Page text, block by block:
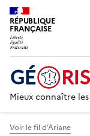
RÉPUBLIQUE
FRANÇAISE
Mieux connaître
Voir le fil d’Ariane